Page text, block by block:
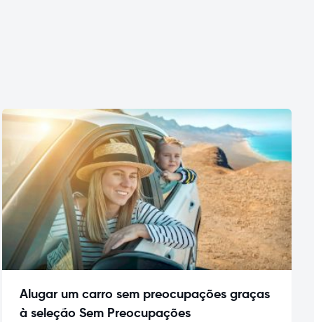
Alugar um carro sem preocupações graças
à seleção Sem Preocupações